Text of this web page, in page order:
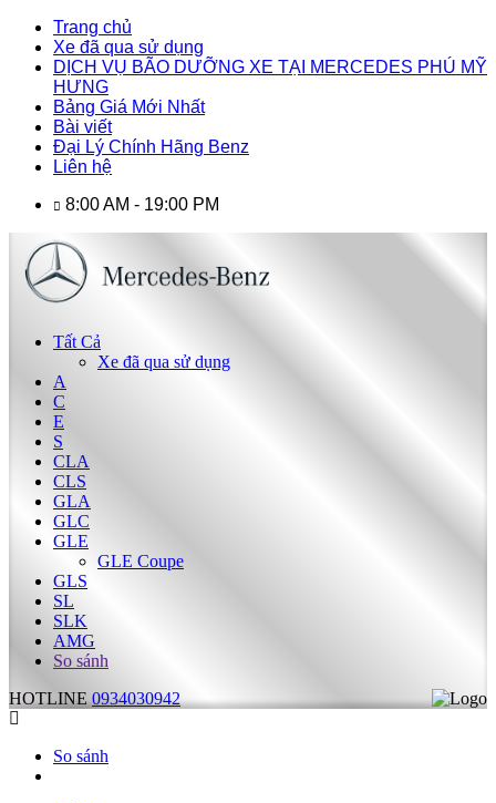
Trang chủ
Xe đã qua sử dụng
DỊCH VỤ BÃO DƯỠNG XE TẠI MERCEDES PHÚ MỸ
HƯNG
Bảng Giá Mới Nhất
Bài viết
Đại Lý Chính Hãng Benz
Liên hệ
8:00 AM - 19:00 PM
Tất Cả
Xe đã qua sử dụng
A
C
E
S
CLA
CLS
GLA
GLC
GLE
GLE Coupe
GLS
SL
SLK
AMG
So sánh
HOTLINE 0934030942
So sánh